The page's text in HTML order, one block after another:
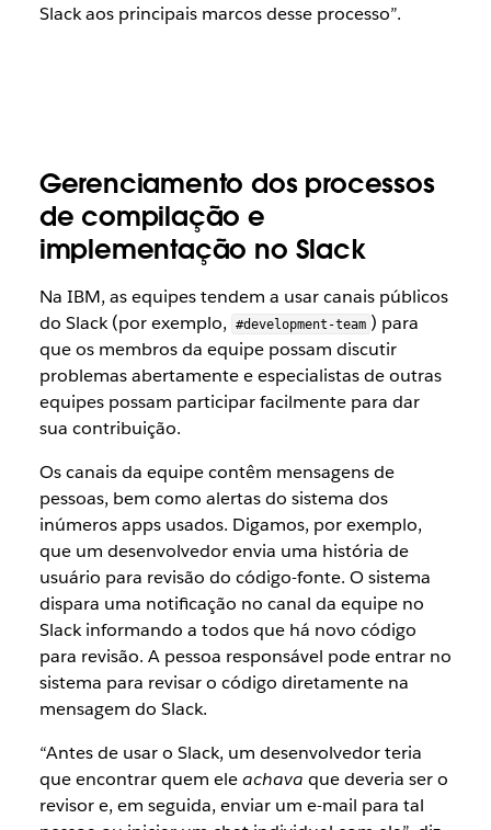
Slack aos principais marcos desse processo”.
Gerenciamento dos processos
de compilação e
implementação no Slack
Na IBM, as equipes tendem a usar canais públicos
do Slack (por exemplo,
#development-team ) para
que os membros da equipe possam discutir
problemas abertamente e especialistas de outras
equipes possam participar facilmente para dar
sua contribuição.
Os canais da equipe contêm mensagens de
pessoas, bem como alertas do sistema dos
inúmeros apps usados. Digamos, por exemplo,
que um desenvolvedor envia uma história de
usuário para revisão do código-fonte. O sistema
dispara uma notificação no canal da equipe no
Slack informando a todos que há novo código
para revisão. A pessoa responsável pode entrar no
sistema para revisar o código diretamente na
mensagem do Slack.
“Antes de usar o Slack, um desenvolvedor teria
que encontrar quem eleachava que deveria ser o
revisor e, em seguida, enviar um e-mail para tal